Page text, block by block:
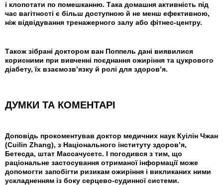
і клопотати по помешканню. Така домашня активність під
час вагітності є більш доступною й не менш ефективною,
ніж відвідування тренажерного залу або фітнес-центру.
Також зібрані доктором ван Поппель дані виявилися
корисними при вивченні поєднання ожиріння та цукрового
діабету, їх взаємозв’язку й ролі для здоров’я.
ДУМКИ ТА КОМЕНТАРІ
Доповідь прокоментував доктор медичних наук Куілін Чжан
(Cuilin Zhang), з Національного інституту здоров’я,
Бетесда, штат Массачусетс. І погодився з тим, що
раціональне застосування отриманої інформації може
допомогти запобігти ризикам ожиріння і викликаних ними
ускладненням із боку серцево-судинної системи.